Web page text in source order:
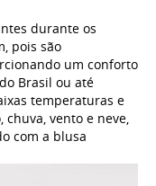
durante os
pois são
um conforto
Brasil ou até
temperaturas e
vento e neve,
com a blusa